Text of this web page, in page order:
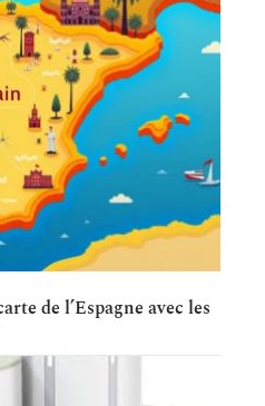
de l’Espagne avec les